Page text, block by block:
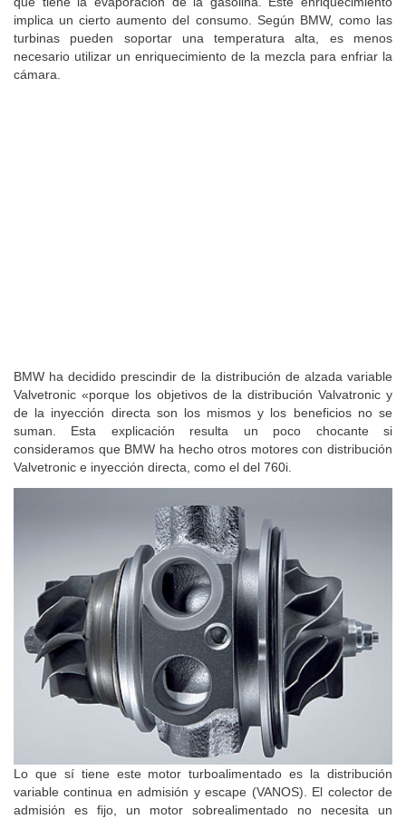
implica un cierto aumento del consumo. Según BMW, como las
turbinas pueden soportar una temperatura alta, es menos
necesario utilizar un enriquecimiento de la mezcla para enfriar la
cámara.
BMW ha decidido prescindir de la distribución de alzada variable
Valvetronic «porque los objetivos de la distribución Valvatronic y
de la inyección directa son los mismos y los beneficios no se
suman. Esta explicación resulta un poco chocante si
consideramos que BMW ha hecho otros motores con distribución
Valvetronic e inyección directa, como el del 760i.
Lo que sí tiene este motor turboalimentado es la distribución
variable continua en admisión y escape (VANOS). El colector de
admisión es fijo, un motor sobrealimentado no necesita un